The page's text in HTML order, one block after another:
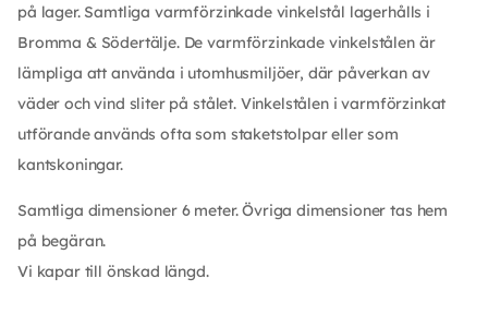
på lager. Samtliga varmförzinkade vinkelstål lagerhålls i
Bromma & Södertälje. De varmförzinkade vinkelstålen är
lämpliga att använda i utomhusmiljöer, där påverkan av
väder och vind sliter på stålet. Vinkelstålen i varmförzinkat
utförande används ofta som staketstolpar eller som
kantskoningar.
Samtliga dimensioner 6 meter. Övriga dimensioner tas hem
på begäran.
Vi kapar till önskad längd.